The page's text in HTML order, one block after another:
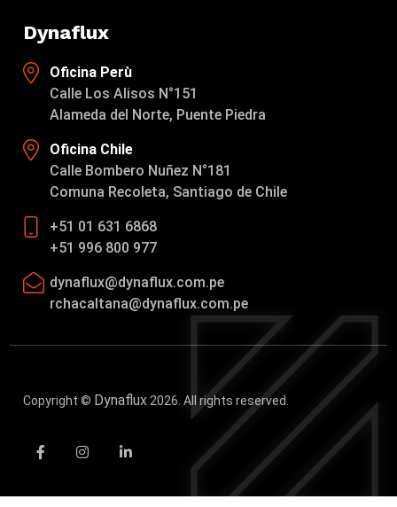
Dynaflux
Oficina Perù
Calle Los Alisos N°151
Alameda del Norte, Puente Piedra
Oficina Chile
Calle Bombero Nuñez N°181
Comuna Recoleta, Santiago de Chile
+51 01 631 6868
+51 996 800 977
dynaflux@dynaflux.com.pe
rchacaltana@dynaflux.com.pe
Copyright © Dynaflux 2026. All rights reserved.